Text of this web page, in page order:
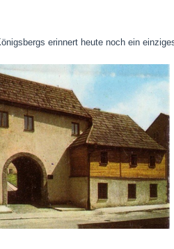
erinnert heute noch ein